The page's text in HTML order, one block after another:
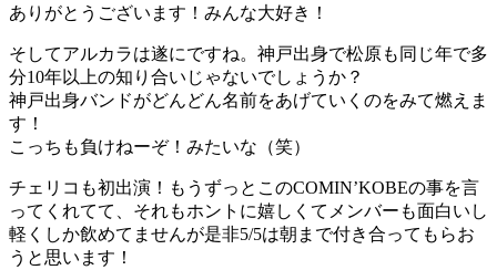
ありがとうございます！みんな大好き！
そしてアルカラは遂にですね。神戸出身で松原も同じ年で多
分10年以上の知り合いじゃないでしょうか？
神戸出身バンドがどんどん名前をあげていくのをみて燃えま
す！
こっちも負けねーぞ！みたいな（笑）
チェリコも初出演！もうずっとこのCOMIN’KOBEの事を言
ってくれてて、それもホントに嬉しくてメンバーも面白いし
軽くしか飲めてませんが是非5/5は朝まで付き合ってもらお
うと思います！